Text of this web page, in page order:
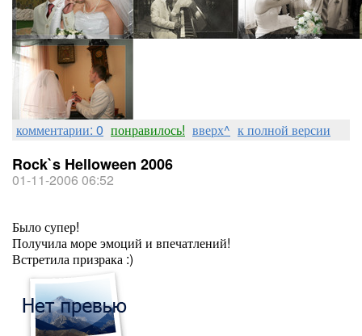
комментарии: 0 понравилось! вверх^ к полной версии
Rock`s Helloween 2006
01-11-2006 06:52
Было супер!
Получила море эмоций и впечатлений!
Встретила призрака :)